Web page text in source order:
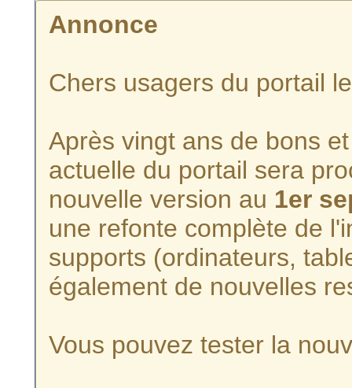
Annonce
Chers usagers du portail
Après vingt ans de bons
actuelle du portail sera
nouvelle version au 1er
une refonte complète de
supports (ordinateurs,
également de nouvelles
Vous pouvez tester la